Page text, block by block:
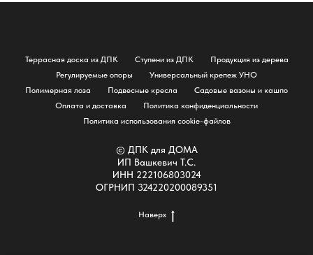
Террасная доска из ДПК Ступени из ДПК
Продукция из дерева
Регулируемые опоры
Универсальный крепеж УНО
Полимерная лоза
Подвесные кресла
Садовые вазоны и кашпо
Оплата и доставка
Политика конфиденциальности
Политика использования cookie-файлов
© ДПК для ДОМА
ИП Вашкевич Т.С.
ИНН 222106803024
ОГРНИП 324220200089351
Наверх